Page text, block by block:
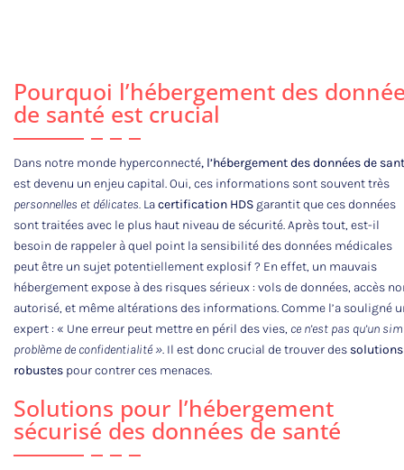
Pourquoi l’hébergement des
de santé est crucial
Dans notre monde hyperconnecté, l’hébergement des données de
est devenu un enjeu capital. Oui, ces informations sont souvent très
personnelles et délicates. Lacertification HDS garantit que ces données
sont traitées avec le plus haut niveau de sécurité. Après tout, est-il
besoin de rappeler à quel point la sensibilité des données médicales
peut être un sujet potentiellement explosif ? En effet, un mauvais
hébergement expose à des risques sérieux : vols de données, accès
autorisé, et même altérations des informations. Comme l’a souligné
expert : « Une erreur peut mettre en péril des vies, ce n’est pas qu’un
problème de confidentialité ». Il est donc crucial de trouver des solutions
robustes pour contrer ces menaces.
Solutions pour l’hébergement
sécurisé des données de santé